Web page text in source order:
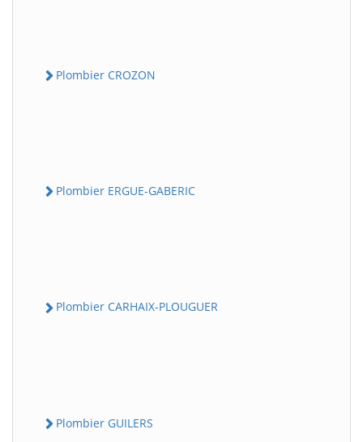
Plombier CROZON
Plombier ERGUE-GABERIC
Plombier CARHAIX-PLOUGUER
Plombier GUILERS